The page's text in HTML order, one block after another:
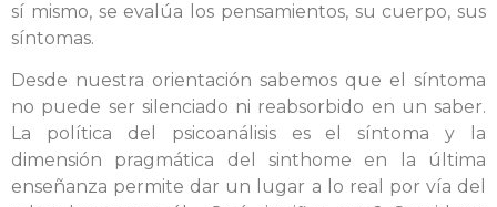
sí mismo, se evalúa los pensamientos, su cuerpo, sus
síntomas.
Desde nuestra orientación sabemos que el síntoma
no puede ser silenciado ni reabsorbido en un saber.
La política del psicoanálisis es el síntoma y la
dimensión pragmática del sinthome en la última
enseñanza permite dar un lugar a lo real por vía del